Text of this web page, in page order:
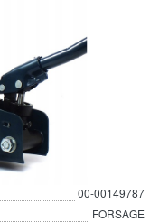
00-00149787
FORSAGE